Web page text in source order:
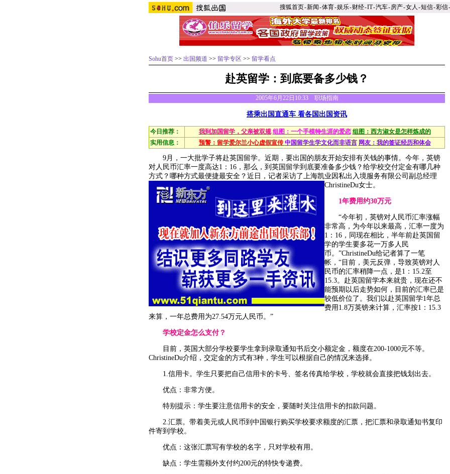
搜狐首页-新闻-体育-娱乐-财经-IT-汽车-房产-女人 -短信-彩信-
Sohu首页 >> 出国频道 >> 留学专区 >> 留学看点
赴英留学：到底要备多少钱？
2005年6月22日10:33 职场指南
搭乘出国直通车 看各国出国资讯
今日推荐： 我到加国留学，父亲被双规 组图：一个手模特生涯的爱恋 组图：西方淑女是怎样炼成的
实用信息：
预警：留学爱尔兰小心虚假宣传 中国留学生学文化而非语言 网友：我的签证经历和体会
9月，一大批学子将赴英国留学。近期，要出国的朋友开始安排有关钱的事情。今年，英镑
对人民币汇率一度高达1：16，那么，到英国留学到底要准备多少钱？给学校交付定金有哪几种
方式？哪种方式最便捷最安全？近日，记者采访了上海凯业因私出入境服务有限公司副总经理
ChristineDu女士。
1年费用约30万元
“今年初，英镑对人民币汇率涨幅
非常高，为今年以来最高，汇率一度为
1：16，同现在相比，半年前赴英国留
学的学生要多花一万多人民
币。”ChristineDu给记者算了一笔
帐，“目前，美元反弹，导致英镑对人
民币的汇率稍降一点，是1：15.2至
15.3。赴英国留学本来就贵，现在还不
能预期以后走势如何，目前的汇率已是
较低价位了。我们以赴英国留学1年总
费用1.8万英镑来计算，汇率按1：15.3
来算，一年总费用为27.54万元人民币。”
学校定金怎么支付？
目前，英国大部分学校要学生拿到录取通知书后交小额定金，额度在200-1000元不等。
ChristineDu介绍，交定金的方式有3种，学生可以根据自己的情况来选择。
1.信用卡。学生只要把自己信用卡的卡号、签名传真给学校，学校就会直接把钱划出去。
优点：非常方便。
特别提示：学生要注意信用卡的安全，要随时关注信用卡的扣款问题。
2.汇票。带着美元或人民币到中国银行购买学校要求额度的汇票，把汇票和录取通知书复印
件寄到学校。
优点：这张汇票写有学校的名字，只对学校有用。
缺点：学生需额外支付约200元的特快专递费。